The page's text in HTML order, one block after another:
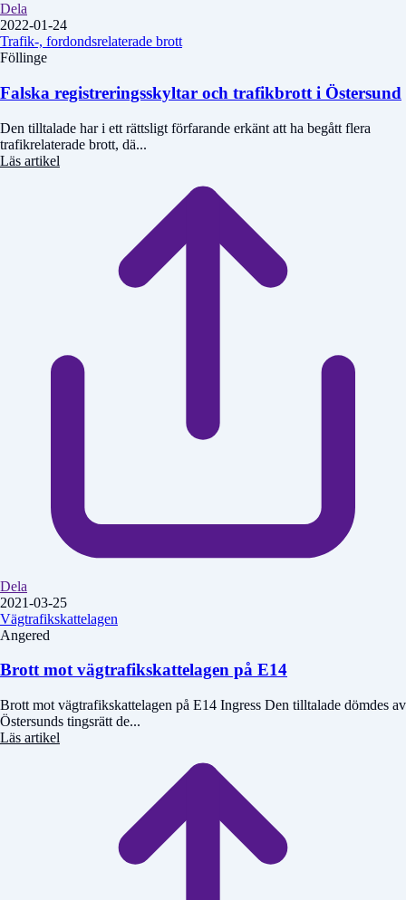
Dela
2022-01-24
Trafik-, fordondsrelaterade brott
Föllinge
Falska registreringsskyltar och trafikbrott i Östersund
Den tilltalade har i ett rättsligt förfarande erkänt att ha begått flera
trafikrelaterade brott, dä...
Läs artikel
Dela
2021-03-25
Vägtrafikskattelagen
Angered
Brott mot vägtrafikskattelagen på E14
Brott mot vägtrafikskattelagen på E14 Ingress Den tilltalade dömdes av
Östersunds tingsrätt de...
Läs artikel